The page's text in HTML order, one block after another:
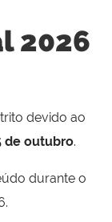
2026
devido ao
de outubro.
durante o